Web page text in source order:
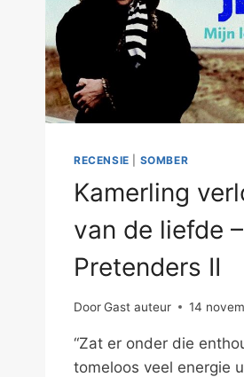
RECENSIE SOMBER
Kamerling
van de liefde –
Pretenders II
DoorGast auteur 14
“Zat er onder die
tomeloos veel energie